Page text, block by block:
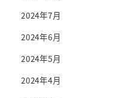
2024年7月
2024年6月
2024年5月
2024年4月